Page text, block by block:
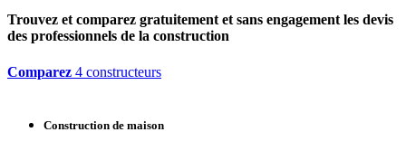
Trouvez et comparez gratuitement et sans engagement les devis
des professionnels de la construction
Comparez 4 constructeurs
Construction de maison